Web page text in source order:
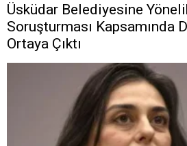
Üsküdar Belediyesine
Soruşturması Kapsamında
Ortaya Çıktı